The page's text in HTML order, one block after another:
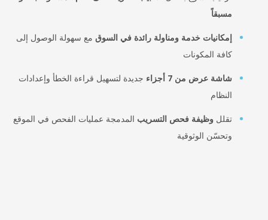
إمكانيات خدمة ومناولة رائدة في السوق مع سهولة الوصول إلى
كافة المكونات
شاشة عرض من 7 أجزاء
جديدة لتسهيل قراءة الخطأ وإعدادات
تقلل وظيفة فحص التسريبالمدمجة عمليات الفحص في الموقع
وتحسّن الوثوقية